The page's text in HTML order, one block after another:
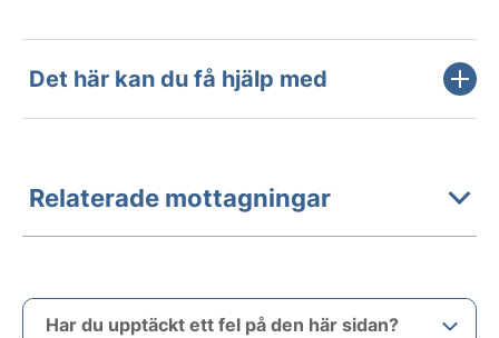
Det här kan du få hjälp med
Relaterade mottagningar
Har du upptäckt ett fel på den här sidan?